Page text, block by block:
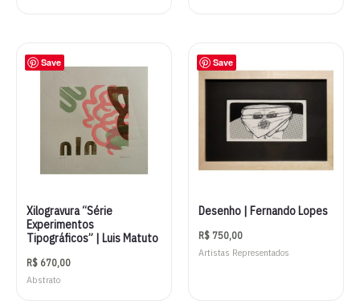
Save
Xilogravura “Série
Experimentos
Tipográficos” | Luis Matuto
R$ 670,00
Abstrato
Save
Desenho | Fernando Lopes
R$ 750,00
Artistas Representados